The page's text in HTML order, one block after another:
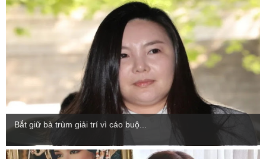
Bắt giữ bà trùm giải trí vì cáo buộ...